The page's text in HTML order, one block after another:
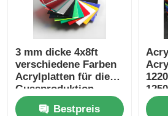
3 mm dicke 4x8ft
verschiedene Farben
Acrylplatten für die
Gussproduktion
Bestpreis